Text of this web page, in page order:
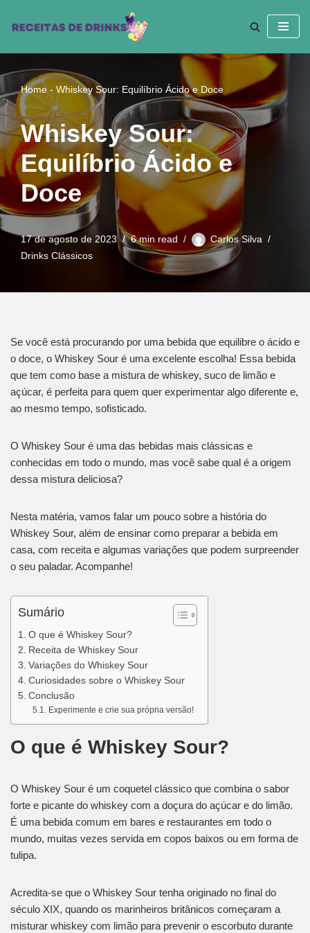
para
o
conteúdo
Home- Whiskey Sour: Equilíbrio Ácido e Doce
Whiskey Sour:
Equilíbrio Ácido e
Doce
17 de agosto de 2023 6 min read
Carlos Silva
Drinks Clássicos
Se você está procurando por uma bebida que equilibre o ácido e
o doce, o Whiskey Sour é uma excelente escolha! Essa bebida
que tem como base a mistura de whiskey, suco de limão e
açúcar, é perfeita para quem quer experimentar algo diferente e,
ao mesmo tempo, sofisticado.
O Whiskey Sour é uma das bebidas mais clássicas e
conhecidas em todo o mundo, mas você sabe qual é a origem
dessa mistura deliciosa?
Nesta matéria, vamos falar um pouco sobre a história do
Whiskey Sour, além de ensinar como preparar a bebida em
casa, com receita e algumas variações que podem surpreender
o seu paladar. Acompanhe!
Sumário
O que é Whiskey Sour?
Receita de Whiskey Sour
Variações do Whiskey Sour
Curiosidades sobre o Whiskey Sour
Conclusão
Experimente e crie sua própria versão!
O que é Whiskey Sour?
O Whiskey Sour é um coquetel clássico que combina o sabor
forte e picante do whiskey com a doçura do açúcar e do limão.
É uma bebida comum em bares e restaurantes em todo o
mundo, muitas vezes servida em copos baixos ou em forma de
tulipa.
Acredita-se que o Whiskey Sour tenha originado no final do
século XIX, quando os marinheiros britânicos começaram a
misturar whiskey com limão para prevenir o escorbuto durante